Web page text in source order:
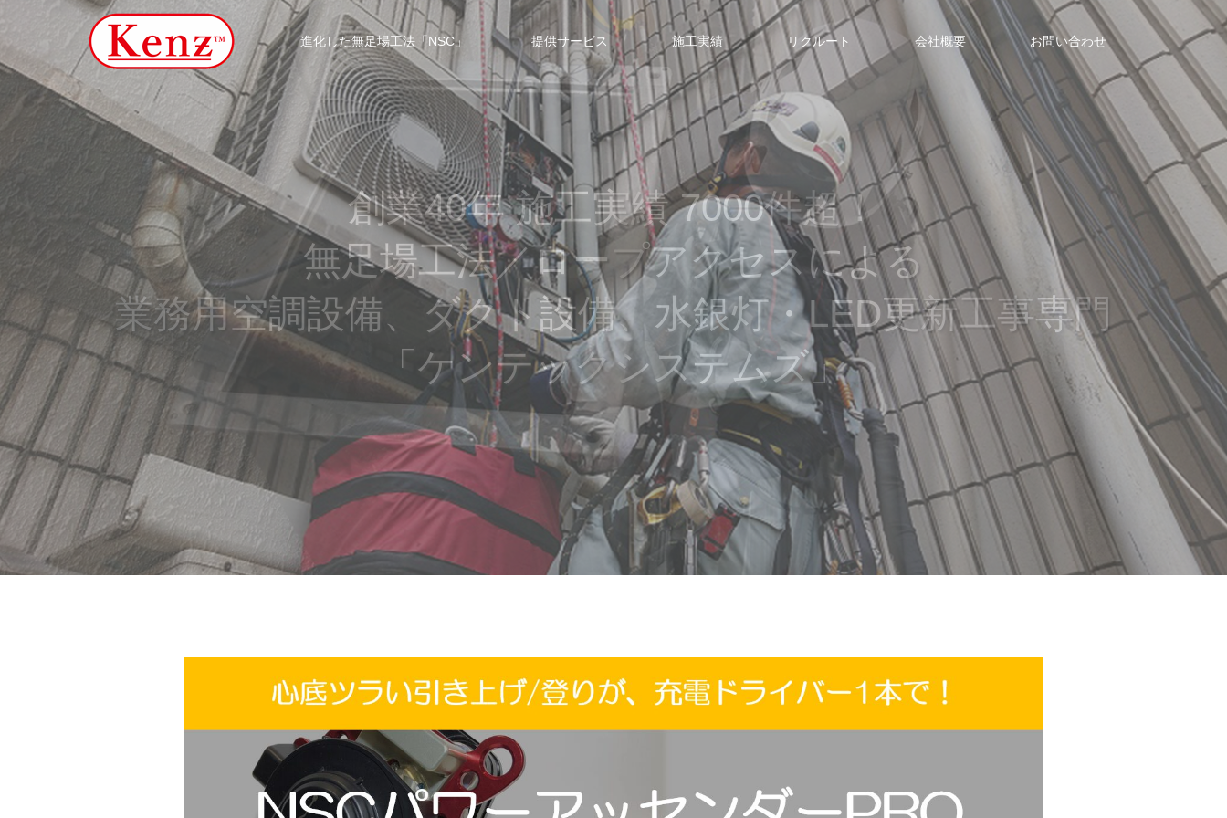
進化した無足場工法「NSC」 提供サービス 施工実績 リクルート 会社概要 お問い合わせ
創業40年。施工実績7000件超！
無足場工法／ロープアクセスによる
業務用空調設備、ダクト設備、水銀灯・LED更新工事専門
「ケンテックシステムズ」